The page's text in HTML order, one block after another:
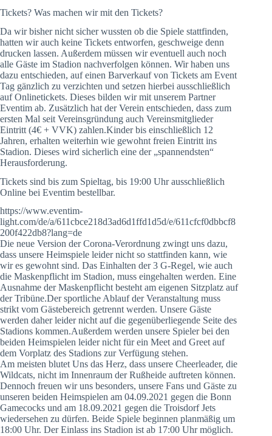
Tickets? Was machen wir mit den Tickets?
Da wir bisher nicht sicher wussten ob die Spiele stattfinden,
hatten wir auch keine Tickets entworfen, geschweige denn
drucken lassen. Außerdem müssen wir eventuell auch noch
alle Gäste im Stadion nachverfolgen können. Wir haben uns
dazu entschieden, auf einen Barverkauf von Tickets am Event
Tag gänzlich zu verzichten und setzen hierbei ausschließlich
auf Onlinetickets. Dieses bilden wir mit unserem Partner
Eventim ab. Zusätzlich hat der Verein entschieden, dass zum
ersten Mal seit Vereinsgründung auch Vereinsmitglieder
Eintritt (4€ + VVK) zahlen.Kinder bis einschließlich 12
Jahren, erhalten weiterhin wie gewohnt freien Eintritt ins
Stadion. Dieses wird sicherlich eine der „spannendsten“
Herausforderung.
Tickets sind bis zum Spieltag, bis 19:00 Uhr ausschließlich
Online bei Eventim bestellbar.
https://www.eventim-
light.com/de/a/611cbce218d3ad6d1ffd1d5d/e/611cfcf0dbbcf8
200f422db8?lang=de
Die neue Version der Corona-Verordnung zwingt uns dazu,
dass unsere Heimspiele leider nicht so stattfinden kann, wie
wir es gewohnt sind. Das Einhalten der 3 G-Regel, wie auch
die Maskenpflicht im Stadion, muss eingehalten werden. Eine
Ausnahme der Maskenpflicht besteht am eigenen Sitzplatz auf
der Tribüne.Der sportliche Ablauf der Veranstaltung muss
strikt vom Gästebereich getrennt werden. Unsere Gäste
werden daher leider nicht auf die gegenüberliegende Seite des
Stadions kommen.Außerdem werden unsere Spieler bei den
beiden Heimspielen leider nicht für ein Meet and Greet auf
dem Vorplatz des Stadions zur Verfügung stehen.
Am meisten blutet Uns das Herz, dass unsere Cheerleader, die
Wildcats, nicht im Innenraum der Rußheide auftreten können.
Dennoch freuen wir uns besonders, unsere Fans und Gäste zu
unseren beiden Heimspielen am 04.09.2021 gegen die Bonn
Gamecocks und am 18.09.2021 gegen die Troisdorf Jets
wiedersehen zu dürfen. Beide Spiele beginnen planmäßig um
18:00 Uhr. Der Einlass ins Stadion ist ab 17:00 Uhr möglich.